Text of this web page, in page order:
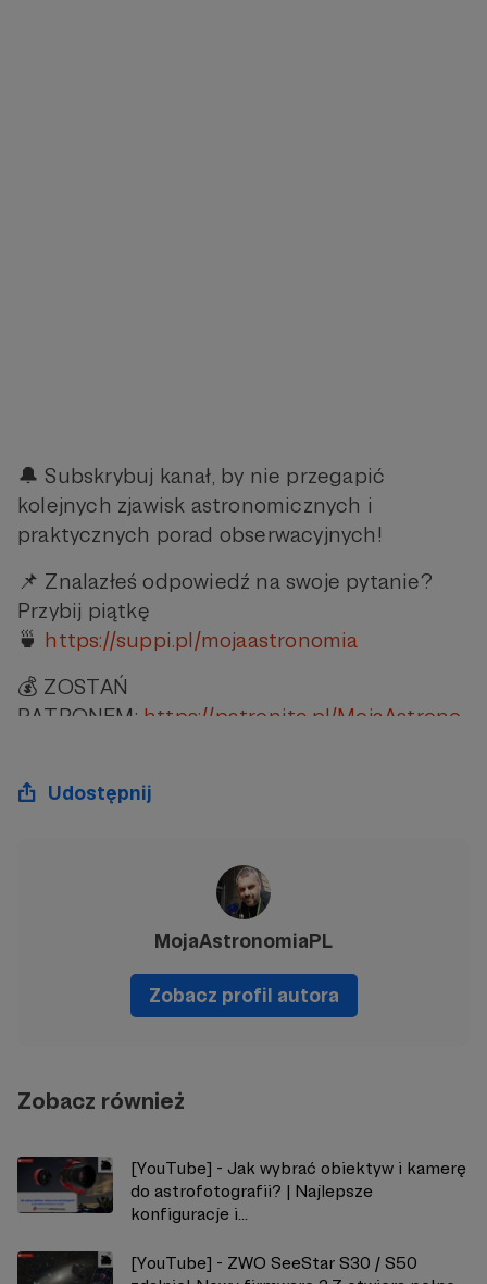
🔔 Subskrybuj kanał, by nie przegapić
kolejnych zjawisk astronomicznych i
praktycznych porad obserwacyjnych!
📌 Znalazłeś odpowiedź na swoje pytanie?
Przybij piątkę
🍵 https://suppi.pl/mojaastronomia
💰 ZOSTAŃ
PATRONEM: https://patronite.pl/MojaAstrono
✅ Obserwuj mnie na:
https://www.instagram.com/moja
Udostępnij
MojaAstronomiaPL
Zobacz profil autora
Zobacz również
[YouTube] - Jak wybrać obiektyw i kamerę
do astrofotografii? | Najlepsze
konfiguracje i...
[YouTube] - ZWO SeeStar S30 / S50